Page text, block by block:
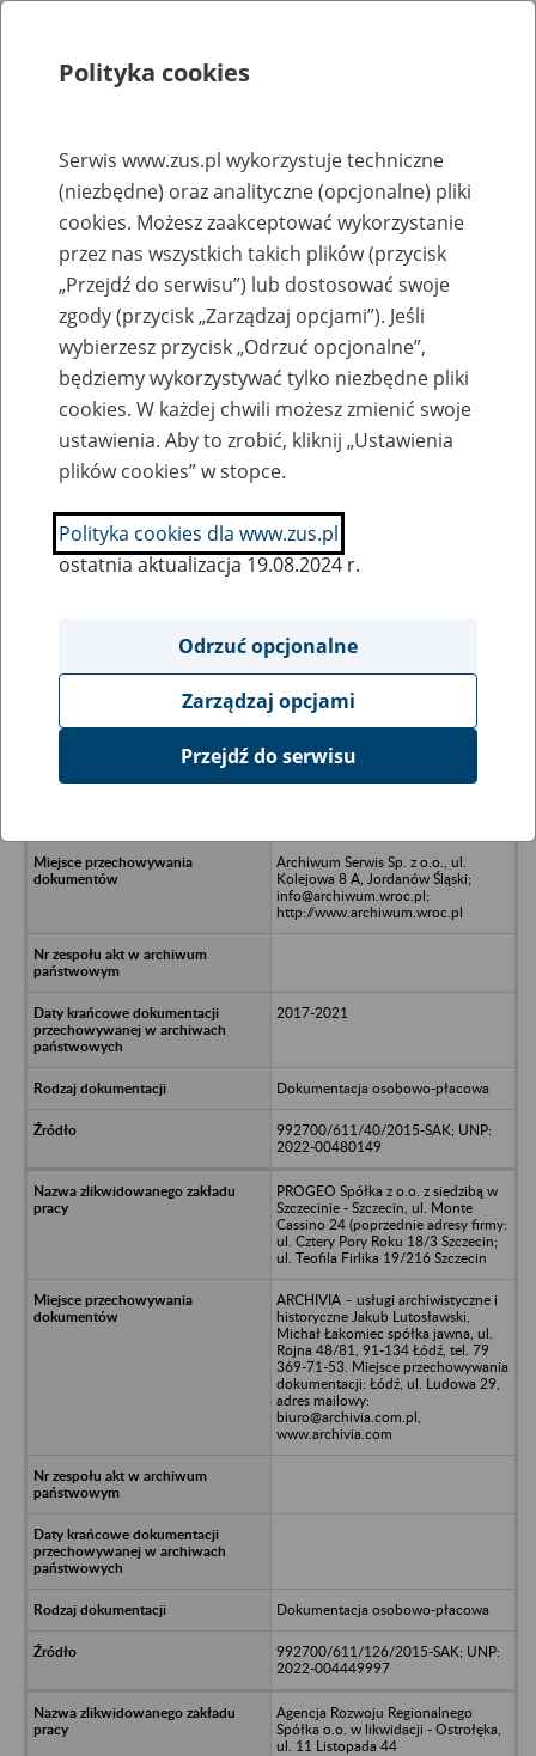
Rejestry, ewidencje i archiwa
Baza zlikwidowanych lub
przekształconych zakładów pracy
Nazwa zakładu pracy:
SZUKAJ
Ukryj wszystkie pozycje bazy
Binkiewicz Włoszek Architekci
Archiwum Serwis Sp. z o.o., ul.
Kolejowa 8 A, Jordanów Śląski;
info@archiwum.wroc.pl;
http://www.archiwum.wroc.pl
2017-2021
Dokumentacja osobowo-płacowa
992700/611/40/2015-SAK; UNP:
2022-00480149
PROGEO Spółka z o.o. z siedzibą w
Szczecinie - Szczecin, ul. Monte
Cassino 24 (poprzednie adresy firmy:
ul. Cztery Pory Roku 18/3 Szczecin;
ul. Teofila Firlika 19/216 Szczecin
ARCHIVIA – usługi archiwistyczne i
historyczne Jakub Lutosławski,
Michał Łakomiec spółka jawna, ul.
Rojna 48/81, 91-134 Łódź, tel. 79
369-71-53. Miejsce przechowywania
dokumentacji: Łódź, ul. Ludowa 29,
adres mailowy:
biuro@archivia.com.pl,
www.archivia.com
Dokumentacja osobowo-płacowa
992700/611/126/2015-SAK; UNP:
2022-004449997
Agencja Rozwoju Regionalnego
Spółka o.o. w likwidacji - Ostrołęka,
ul. 11 Listopada 44
Polityka cookies
Serwis www.zus.pl wykorzystuje techniczne
(niezbędne) oraz analityczne (opcjonalne) pliki
cookies. Możesz zaakceptować wykorzystanie
przez nas wszystkich takich plików (przycisk
„Przejdź do serwisu”) lub dostosować swoje
zgody (przycisk „Zarządzaj opcjami”). Jeśli
wybierzesz przycisk „Odrzuć opcjonalne”,
będziemy wykorzystywać tylko niezbędne pliki
cookies. W każdej chwili możesz zmienić swoje
ustawienia. Aby to zrobić, kliknij „Ustawienia
plików cookies” w stopce.
Polityka cookies dla www.zus.pl
ostatnia aktualizacja 19.08.2024 r.
Odrzuć opcjonalne
Zarządzaj opcjami
Przejdź do serwisu